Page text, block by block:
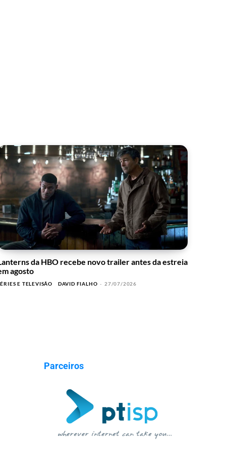
da HBO recebe novo trailer antes da estreia
agosto
E TELEVISÃO DAVID FIALHO - 27/07/2026
Parceiros